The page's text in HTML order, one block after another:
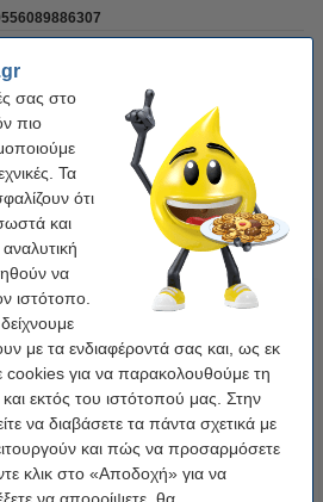
σας στο
πιο
Τα
ότι
και
να
ιστότοπο.
με τα ενδιαφέροντά σας και, ως εκ
cookies για να παρακολουθούμε τη
εκτός του ιστότοπού μας. Στην
να διαβάσετε τα πάντα σχετικά με
και πώς να προσαρμόσετε
κλικ στο «Αποδοχή» για να
προϊόντα
Πλαστικός χάρακας 123ink (20